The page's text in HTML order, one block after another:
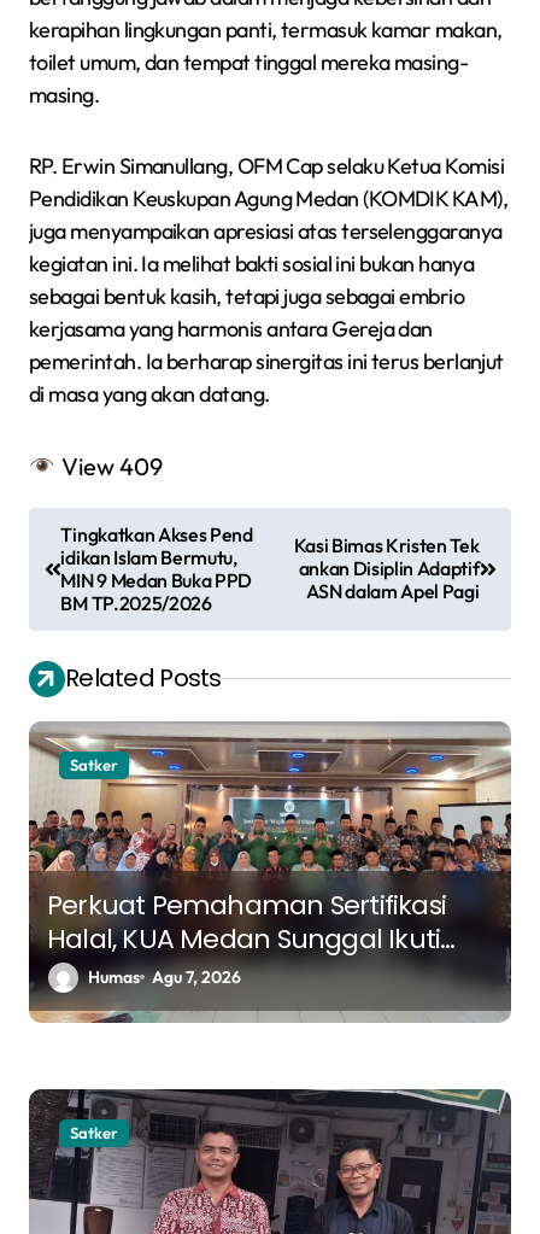
kerapihan lingkungan panti, termasuk kamar makan,
toilet umum, dan tempat tinggal mereka masing-
masing.
RP. Erwin Simanullang, OFM Cap selaku Ketua Komisi
Pendidikan Keuskupan Agung Medan (KOMDIK KAM),
juga menyampaikan apresiasi atas terselenggaranya
kegiatan ini. Ia melihat bakti sosial ini bukan hanya
sebagai bentuk kasih, tetapi juga sebagai embrio
kerjasama yang harmonis antara Gereja dan
pemerintah. Ia berharap sinergitas ini terus berlanjut
di masa yang akan datang.
View409
a
i
g
a
s
i
p
o
s
Tingkatkan Akses Pend
idikan Islam Bermutu,
MIN 9 Medan Buka PPD
BM TP.2025/2026
Kasi Bimas Kristen Tek
ankan Disiplin Adaptif
ASN dalam Apel Pagi
Related Posts
Satker
Perkuat Pemahaman Sertifikasi
Halal, KUA Medan Sunggal Ikuti
Sosialisasi Bidang Halal MUI Sumut
Humas Agu 7, 2026
Satker